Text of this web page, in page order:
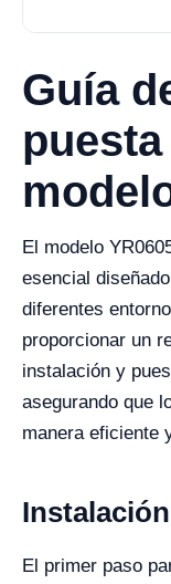
Guía
El modelo
esencial
diferentes
proporcionar un
instalación y
asegurando que
manera eficiente
El primer paso